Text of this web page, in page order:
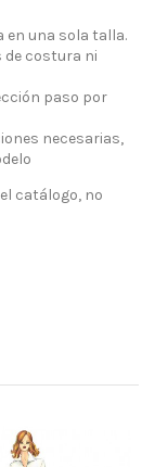
en una sola talla.
de costura ni
paso por
necesarias,
catálogo, no